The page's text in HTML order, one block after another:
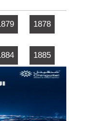
الصفحات
1878
1885